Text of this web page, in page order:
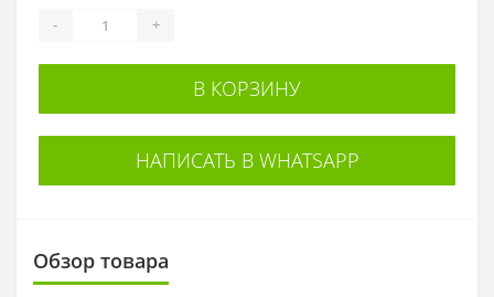
- +
В КОРЗИНУ
НАПИСАТЬ В WHATSAPP
Обзор товара